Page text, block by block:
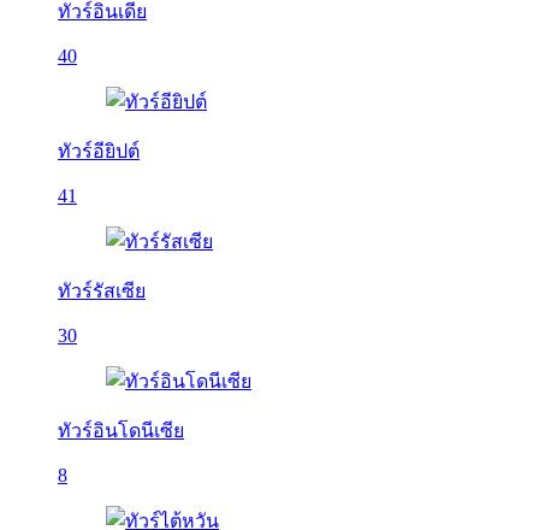
ทัวร์อินเดีย
40
ทัวร์อียิปต์
41
ทัวร์รัสเซีย
30
ทัวร์อินโดนีเซีย
8